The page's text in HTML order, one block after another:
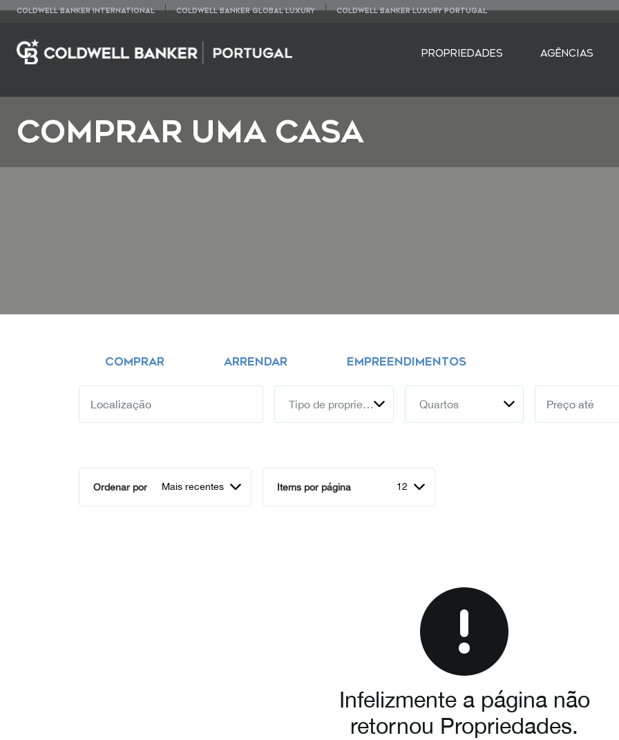
COLDWELL BANKER INTERNATIONAL COLDWELL BANKER GLOBAL LUXURY COLDWELL BANKER LUXURY PORTUGAL
PROPRIEDADES AGÊNCIAS
COMPRAR UMA CASA
COMPRAR ARRENDAR EMPREENDIMENTOS
Tipo de propriedade Quartos
Ordenar por Mais recentes Items por página 12
Infelizmente a página não
retornou Propriedades.